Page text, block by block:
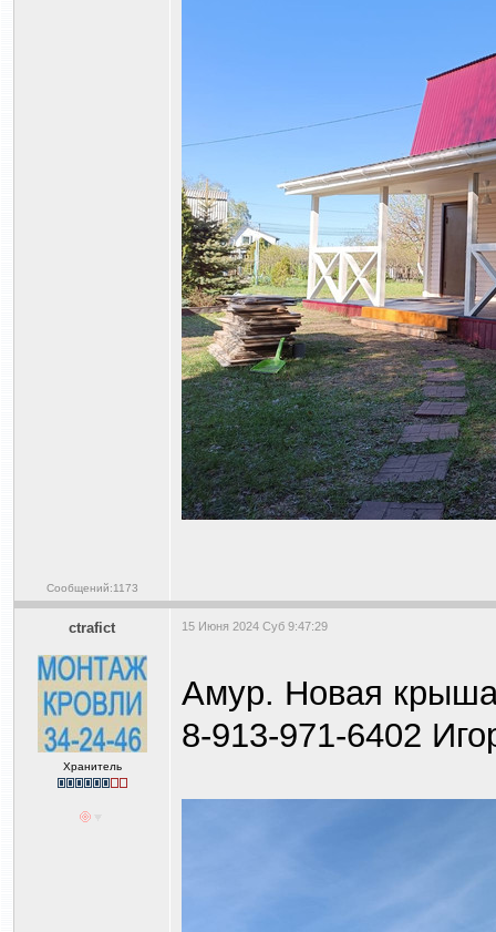
Сообщений:1173
ctrafict
Хранитель
15 Июня 2024 Суб 9:47:29
Амур. Новая
8-913-971-6402